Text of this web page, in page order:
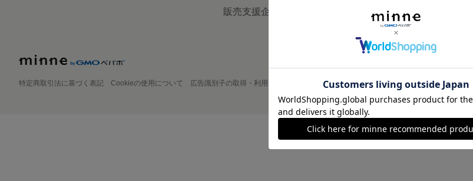
販売支援企画・イベント
特定商取引法に基づく表記 Cookieの使用について 広告識別子の取得・利用 プライバシーポリシー 会社概要 採用情報 メディアキット
©GMO Pepabo, Inc. All rights reserved.